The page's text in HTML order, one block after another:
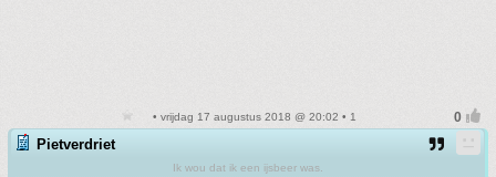
• vrijdag 17 augustus 2018 @ 20:02 • 1
Pietverdriet
Ik wou dat ik een ijsbeer was.